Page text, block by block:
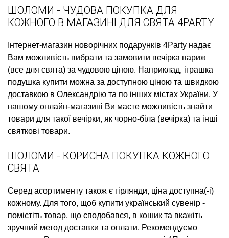
ШОЛОМИ - ЧУДОВА ПОКУПКА ДЛЯ
КОЖНОГО В МАГАЗИНІ ДЛЯ СВЯТА 4PARTY
Інтернет-магазин новорічних подарунків 4Party надає
Вам можливість вибрати та замовити вечірка париж
(все для свята) за чудовою ціною. Наприклад, іграшка
подушка купити можна за доступною ціною та швидкою
доставкою в Олександрію та по інших містах України. У
нашому онлайн-магазині Ви маєте можливість знайти
товари для такої вечірки, як чорно-біла (вечірка) та інші
святкові товари.
ШОЛОМИ - КОРИСНА ПОКУПКА КОЖНОГО
СВЯТА
Серед асортименту також є гірлянди, ціна доступна(-і)
кожному. Для того, щоб купити український сувенір -
помістіть товар, що сподобався, в кошик та вкажіть
зручний метод доставки та оплати. Рекомендуємо